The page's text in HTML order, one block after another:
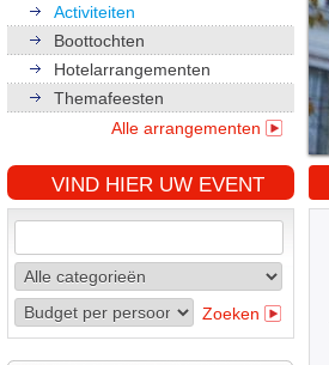
Activiteiten
Boottochten
Hotelarrangementen
Themafeesten
Alle arrangementen
VIND HIER UW EVENT
Zoeken